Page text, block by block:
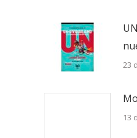
23
13